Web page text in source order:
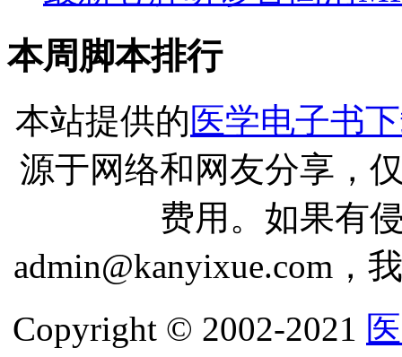
本周脚本排行
本站提供的医学电子书
源于网络和网友分享，
费用。如果有
admin@kanyixue.com，
Copyright © 2002-2021